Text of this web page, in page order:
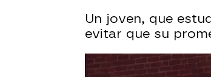
Un joven, que
evitar que su